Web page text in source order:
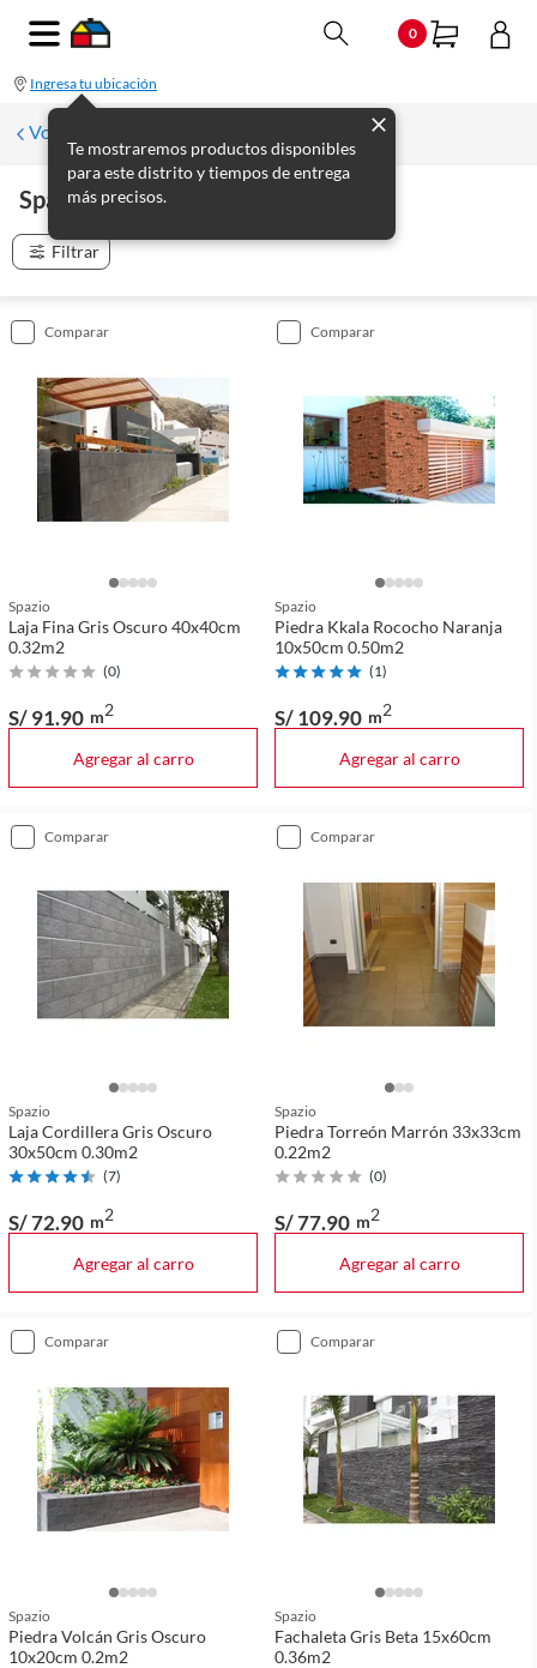
0
Ingresa tu ubicación
Te mostraremos productos disponibles
para este distrito y tiempos de entrega
más precisos.
Volver
Spazio (13productos
Filtrar
comparar
Spazio
Laja Fina Gris Oscuro 40x40cm
0.32m2
(0)
S/ 91.90 m2
Agregar al carro
comparar
Spazio
Piedra Kkala Rococho Naranja
10x50cm 0.50m2
(1)
S/ 109.90 m2
Agregar al carro
comparar
Spazio
Laja Cordillera Gris Oscuro
30x50cm 0.30m2
(7)
S/ 72.90 m2
Agregar al carro
comparar
Spazio
Piedra Torreón Marrón 33x33cm
0.22m2
(0)
S/ 77.90 m2
Agregar al carro
comparar
Spazio
Piedra Volcán Gris Oscuro
10x20cm 0.2m2
comparar
Spazio
Fachaleta Gris Beta 15x60cm
0.36m2